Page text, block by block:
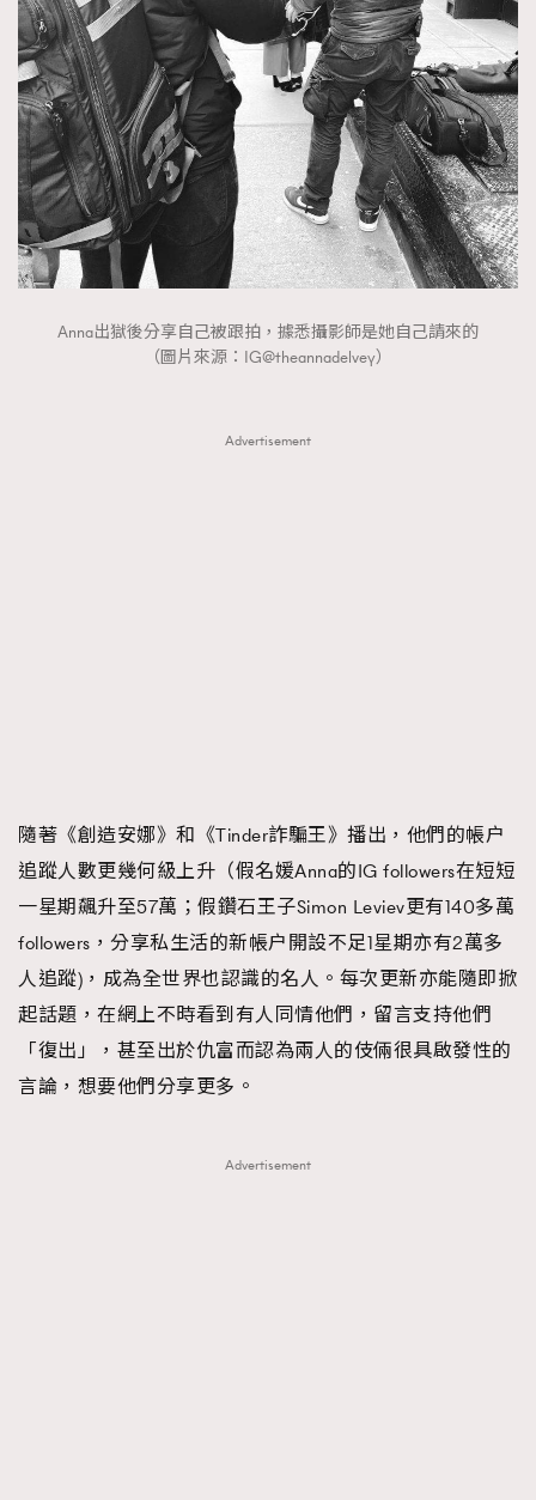
Anna出獄後分享自己被跟拍，據悉攝影師是她自己請來的
（圖片來源：IG@theannadelvey）
Advertisement
隨著《創造安娜》和《Tinder詐騙王》播出，他們的帳户
追蹤人數更幾何級上升（假名媛Anna的IG followers在短短
一星期飆升至57萬；假鑽石王子Simon Leviev更有140多萬
followers，分享私生活的新帳户開設不足1星期亦有2萬多
人追蹤)，成為全世界也認識的名人。每次更新亦能隨即掀
起話題，在網上不時看到有人同情他們，留言支持他們
「復出」，甚至出於仇富而認為兩人的伎倆很具啟發性的
言論，想要他們分享更多。
Advertisement